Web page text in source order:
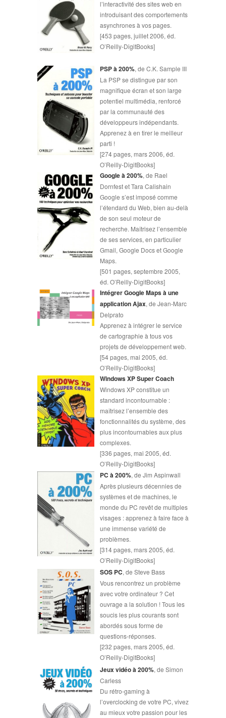
l’interactivité des sites web en
introduisant des comportements
asynchrones à vos pages.
[453 pages, juillet 2006, éd.
O’Reilly-DigitBooks]
PSP à 200%, de C.K. Sample III
La PSP se distingue par son
magnifique écran et son large
potentiel multimédia, renforcé
par la communauté des
développeurs indépendants.
Apprenez à en tirer le meilleur
parti !
[274 pages, mars 2006, éd.
O’Reilly-DigitBooks]
Google à 200%, de Rael
Dornfest et Tara Calishain
Google s’est imposé comme
l’étendard du Web, bien au-delà
de son seul moteur de
recherche. Maîtrisez l’ensemble
de ses services, en particulier
Gmail, Google Docs et Google
Maps.
[501 pages, septembre 2005,
éd. O’Reilly-DigitBooks]
Intégrer Google Maps à une
application Ajax, de Jean-Marc
Delprato
Apprenez à intégrer le service
de cartographie à tous vos
projets de développement web.
[54 pages, mai 2005, éd.
O’Reilly-DigitBooks]
Windows XP Super Coach
Windows XP constitue un
standard incontournable :
maîtrisez l’ensemble des
fonctionnalités du système, des
plus incontournables aux plus
complexes.
[336 pages, mai 2005, éd.
O’Reilly-DigitBooks]
PC à 200%, de Jim Aspinwall
Après plusieurs décennies de
systèmes et de machines, le
monde du PC revêt de multiples
visages : apprenez à faire face à
une immense variété de
problèmes.
[314 pages, mars 2005, éd.
O’Reilly-DigitBooks]
SOS PC, de Steve Bass
Vous rencontrez un problème
avec votre ordinateur ? Cet
ouvrage a la solution ! Tous les
soucis les plus courants sont
abordés sous forme de
questions-réponses.
[232 pages, mars 2005, éd.
O’Reilly-DigitBooks]
Jeux vidéo à 200%, de Simon
Carless
Du rétro-gaming à
l’overclocking de votre PC, vivez
au mieux votre passion pour les